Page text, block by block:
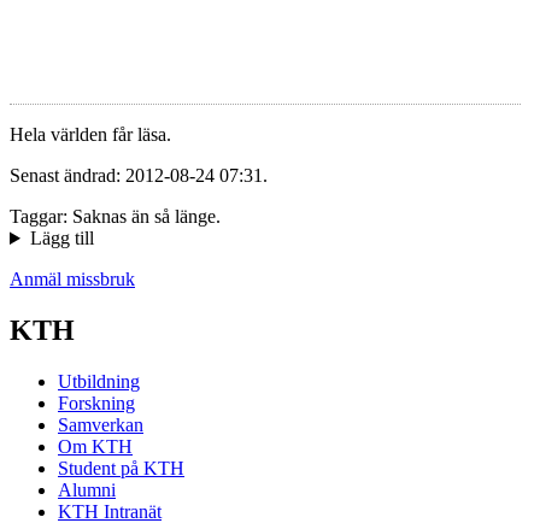
Hela världen får läsa.
Senast ändrad: 2012-08-24 07:31.
Taggar: Saknas än så länge.
Lägg till
Anmäl missbruk
KTH
Utbildning
Forskning
Samverkan
Om KTH
Student på KTH
Alumni
KTH Intranät